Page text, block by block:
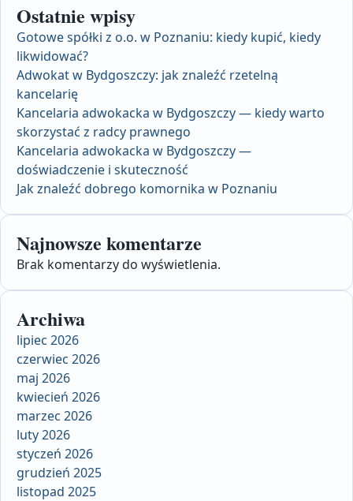
Ostatnie wpisy
Gotowe spółki z o.o. w Poznaniu: kiedy kupić, kiedy
likwidować?
Adwokat w Bydgoszczy: jak znaleźć rzetelną
kancelarię
Kancelaria adwokacka w Bydgoszczy — kiedy warto
skorzystać z radcy prawnego
Kancelaria adwokacka w Bydgoszczy —
doświadczenie i skuteczność
Jak znaleźć dobrego komornika w Poznaniu
Najnowsze komentarze
Brak komentarzy do wyświetlenia.
Archiwa
lipiec 2026
czerwiec 2026
maj 2026
kwiecień 2026
marzec 2026
luty 2026
styczeń 2026
grudzień 2025
listopad 2025